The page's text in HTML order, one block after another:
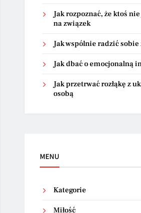
Jak rozpoznać, że ktoś
na związek
Jak wspólnie radzić sobie
Jak dbać o emocjonalną
Jak przetrwać rozłąkę z
osobą
MENU
Kategorie
Miłość